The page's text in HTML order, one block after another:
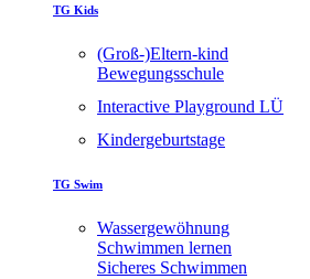
TG Kids
(Groß-)Eltern-kind
Bewegungsschule
Interactive Playground LÜ
Kindergeburtstage
TG Swim
Wassergewöhnung
Schwimmen lernen
Sicheres Schwimmen